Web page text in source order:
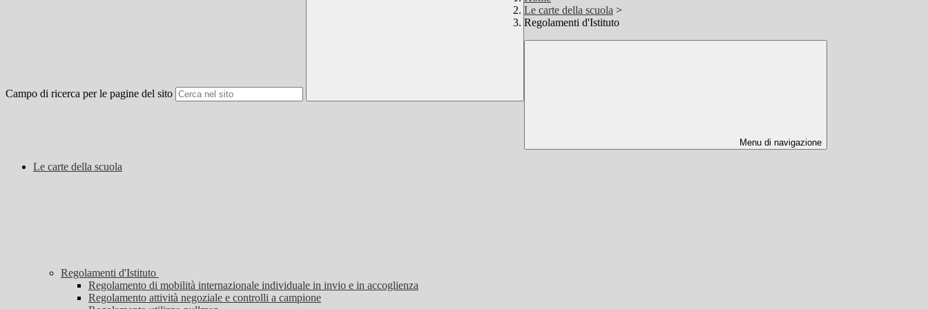
Campo di ricerca per le pagine del sito
Le carte della scuola >
Regolamenti d'Istituto
Menu di navigazione
Le carte della scuola
Regolamenti d'Istituto
Regolamento di mobilità internazionale individuale in invio e in accoglienza
Regolamento attività negoziale e controlli a campione